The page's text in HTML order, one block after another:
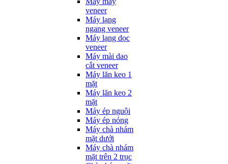
veneer
Máy lạng
ngang veneer
Máy lạng dọc
veneer
Máy mài dao
cắt veneer
Máy lăn keo 1
mặt
Máy lăn keo 2
mặt
Máy ép nguội
Máy ép nóng
Máy chà nhám
mặt dưới
Máy chà nhám
mặt trên 2 trục